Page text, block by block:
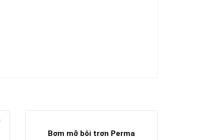
Bơm mỡ bôi trơn Perma